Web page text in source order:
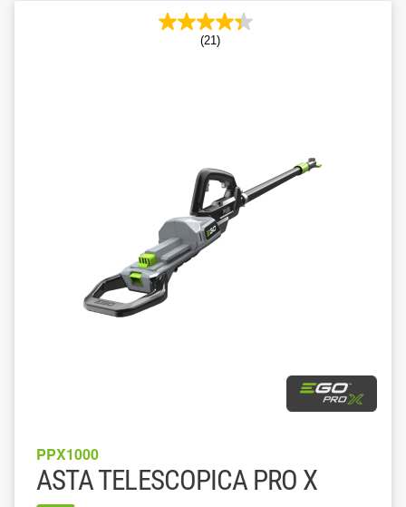
(21)
PPX1000
ASTA TELESCOPICA PRO X